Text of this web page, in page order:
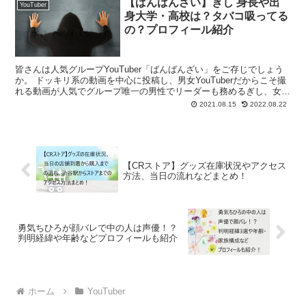
YouTuber
【ばんばんざい】ぎし 身長や出
身大学・高校は？タバコ吸ってる
の？プロフィール紹介
皆さんは人気グループYouTuber「ばんばんざい」をご存じでしょう
か。 ドッキリ系の動画を中心に投稿し、男女YouTuberだからこそ撮
れる動画が人気でグループ唯一の男性でリーダーも務めるぎし、女性
メンバーのみゆ、るなの3人で活動していま...2021.08.15 2022.08.22
【CRストア】グッズ在庫状況やアクセス
方法、当日の流れなどまとめ！
勇気ちひろが顔バレで中の人は声優！？
判明経緯や年齢などプロフィールも紹介
ホーム YouTuber